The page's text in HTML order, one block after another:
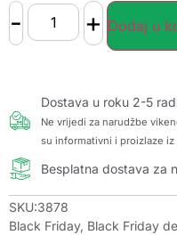
- + Dodaj u
Dostava u roku 2-5
Ne vrijedi za narudžbe
su informativni i proizlaze
Besplatna dostava za
SKU:3878
Black Friday, Black Friday